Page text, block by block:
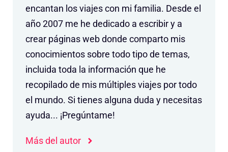
encantan los viajes con mi familia. Desde el
año 2007 me he dedicado a escribir y a
crear páginas web donde comparto mis
conocimientos sobre todo tipo de temas,
incluida toda la información que he
recopilado de mis múltiples viajes por todo
el mundo. Si tienes alguna duda y necesitas
ayuda... ¡Pregúntame!
Más del autor